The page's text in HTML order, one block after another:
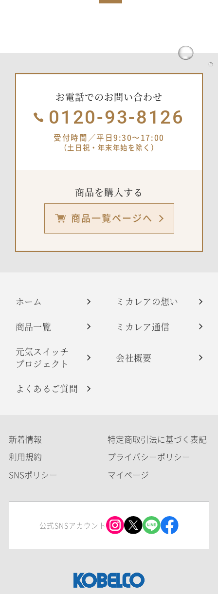
お電話でのお問い合わせ
0120-93-8126
受付時間／平日9:30〜17:00
（土日祝・年末年始を除く）
商品を購入する
商品一覧ページへ
ホーム
ミカレアの想い
商品一覧
ミカレア通信
元気スイッチ
プロジェクト
会社概要
よくあるご質問
新着情報
特定商取引法に基づく表記
利用規約
プライバシーポリシー
SNSポリシー
マイページ
公式SNSアカウント